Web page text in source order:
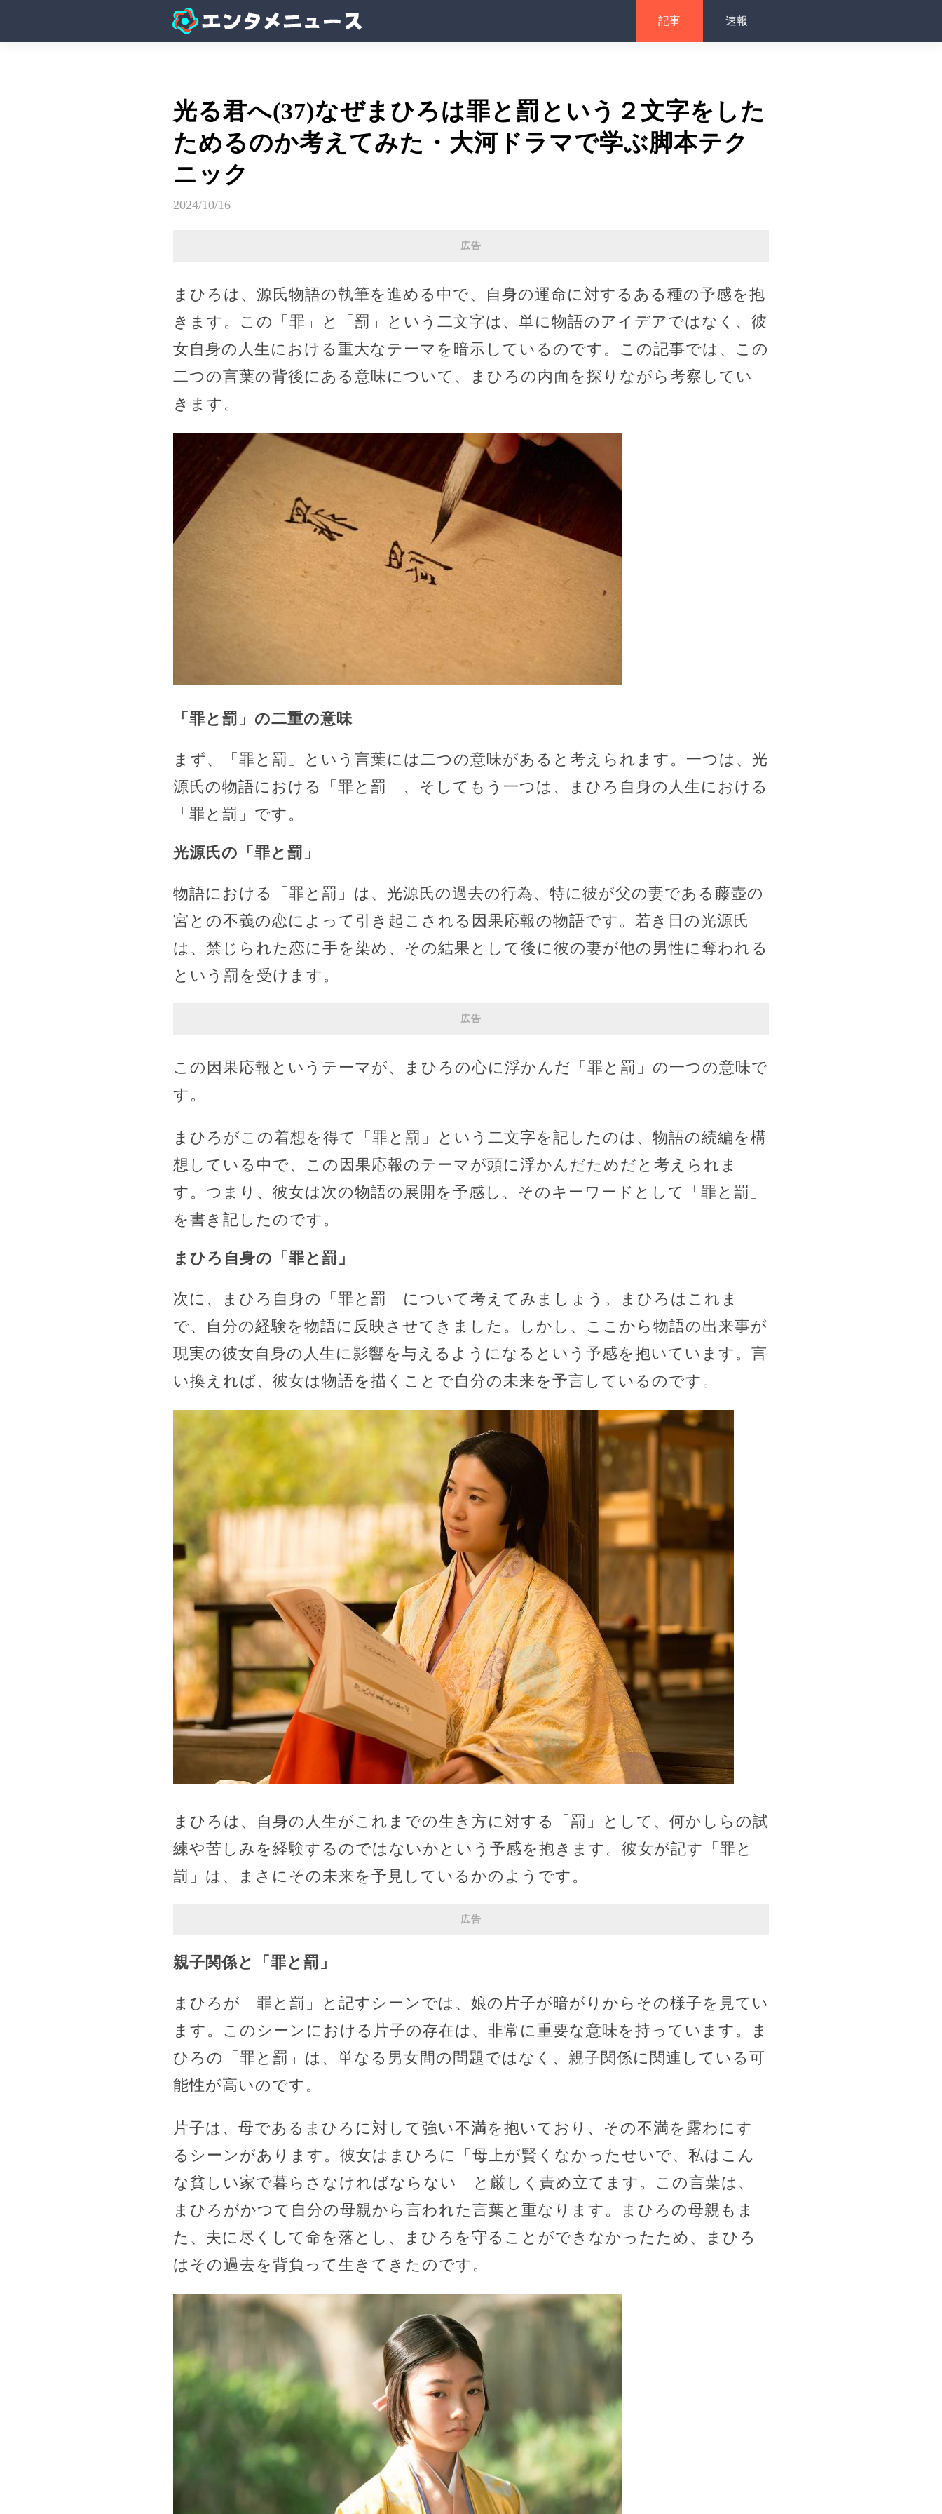
記事 速報
光る君へ(37)なぜまひろは罪と罰という２文字をした
ためるのか考えてみた・大河ドラマで学ぶ脚本テク
ニック
2024/10/16
広告
まひろは、源氏物語の執筆を進める中で、自身の運命に対するある種の予感を抱
きます。この「罪」と「罰」という二文字は、単に物語のアイデアではなく、彼
女自身の人生における重大なテーマを暗示しているのです。この記事では、この
二つの言葉の背後にある意味について、まひろの内面を探りながら考察してい
きます。
「罪と罰」の二重の意味
まず、「罪と罰」という言葉には二つの意味があると考えられます。一つは、光
源氏の物語における「罪と罰」、そしてもう一つは、まひろ自身の人生における
「罪と罰」です。
光源氏の「罪と罰」
物語における「罪と罰」は、光源氏の過去の行為、特に彼が父の妻である藤壺の
宮との不義の恋によって引き起こされる因果応報の物語です。若き日の光源氏
は、禁じられた恋に手を染め、その結果として後に彼の妻が他の男性に奪われる
という罰を受けます。
広告
この因果応報というテーマが、まひろの心に浮かんだ「罪と罰」の一つの意味で
す。
まひろがこの着想を得て「罪と罰」という二文字を記したのは、物語の続編を構
想している中で、この因果応報のテーマが頭に浮かんだためだと考えられま
す。つまり、彼女は次の物語の展開を予感し、そのキーワードとして「罪と罰」
を書き記したのです。
まひろ自身の「罪と罰」
次に、まひろ自身の「罪と罰」について考えてみましょう。まひろはこれま
で、自分の経験を物語に反映させてきました。しかし、ここから物語の出来事が
現実の彼女自身の人生に影響を与えるようになるという予感を抱いています。言
い換えれば、彼女は物語を描くことで自分の未来を予言しているのです。
まひろは、自身の人生がこれまでの生き方に対する「罰」として、何かしらの試
練や苦しみを経験するのではないかという予感を抱きます。彼女が記す「罪と
罰」は、まさにその未来を予見しているかのようです。
広告
親子関係と「罪と罰」
まひろが「罪と罰」と記すシーンでは、娘の片子が暗がりからその様子を見てい
ます。このシーンにおける片子の存在は、非常に重要な意味を持っています。ま
ひろの「罪と罰」は、単なる男女間の問題ではなく、親子関係に関連している可
能性が高いのです。
片子は、母であるまひろに対して強い不満を抱いており、その不満を露わにす
るシーンがあります。彼女はまひろに「母上が賢くなかったせいで、私はこん
な貧しい家で暮らさなければならない」と厳しく責め立てます。この言葉は、
まひろがかつて自分の母親から言われた言葉と重なります。まひろの母親もま
た、夫に尽くして命を落とし、まひろを守ることができなかったため、まひろ
はその過去を背負って生きてきたのです。